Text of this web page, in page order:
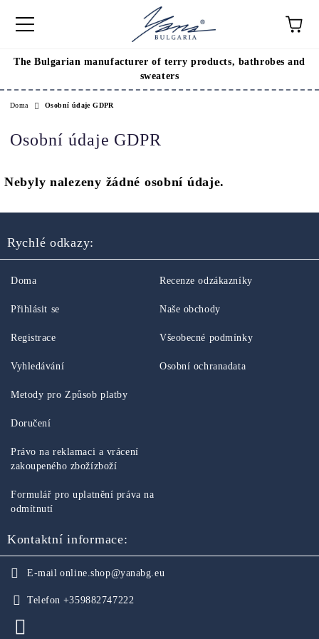
The Bulgarian manufacturer of terry products, bathrobes and
sweaters
Doma Osobní údaje GDPR
Osobní údaje GDPR
Nebyly nalezeny žádné osobní údaje.
Rychlé odkazy:
Doma
Přihlásit se
Registrace
Vyhledávání
Recenze odzákazníky
Naše obchody
Všeobecné podmínky
Osobní ochranadata
Metody pro Způsob platby
Doručení
Právo na reklamaci a vrácení
zakoupeného zbožízboží
Formulář pro uplatnění práva na
odmítnutí
Kontaktní informace:
E-mail online.shop@yanabg.eu
Telefon +359882747222